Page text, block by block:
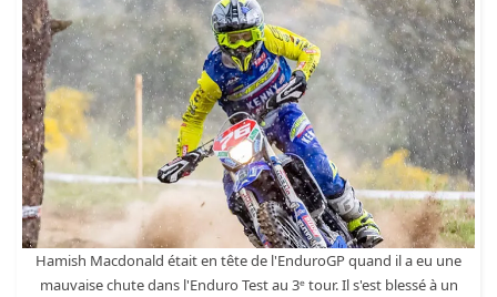
Hamish Macdonald était en tête de l'EnduroGP quand il a eu une
mauvaise chute dans l'Enduro Test au 3ᵉ tour. Il s'est blessé à un